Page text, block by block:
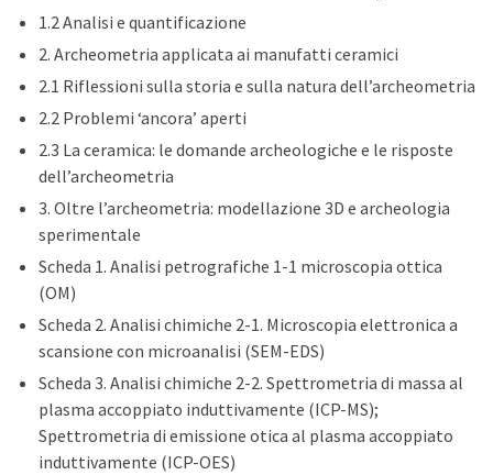
1.2 Analisi e quantificazione
2. Archeometria applicata ai manufatti ceramici
2.1 Riflessioni sulla storia e sulla natura dell’archeometria
2.2 Problemi ‘ancora’ aperti
2.3 La ceramica: le domande archeologiche e le risposte
dell’archeometria
3. Oltre l’archeometria: modellazione 3D e archeologia
sperimentale
Scheda 1. Analisi petrografiche 1-1 microscopia ottica
(OM)
Scheda 2. Analisi chimiche 2-1. Microscopia elettronica a
scansione con microanalisi (SEM-EDS)
Scheda 3. Analisi chimiche 2-2. Spettrometria di massa al
plasma accoppiato induttivamente (ICP-MS);
Spettrometria di emissione otica al plasma accoppiato
induttivamente (ICP-OES)